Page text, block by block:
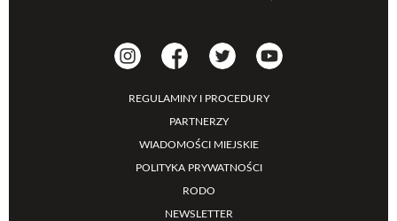
REGULAMINY I PROCEDURY
PARTNERZY
WIADOMOŚCI MIEJSKIE
POLITYKA PRYWATNOŚCI
RODO
NEWSLETTER